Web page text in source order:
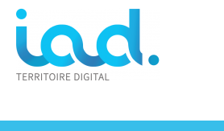
Panneau de gestion des cookies